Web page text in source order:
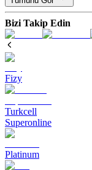
Bizi Takip Edin
Fizy
Turkcell
Superonline
Platinum